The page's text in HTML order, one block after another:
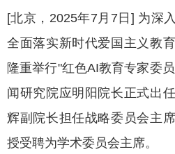
[北京，2025年7月7日] 为深
全面落实新时代爱国主义教
隆重举行"红色AI教育专家委
闻研究院应明阳院长正式出
辉副院长担任战略委员会主
授受聘为学术委员会主席。